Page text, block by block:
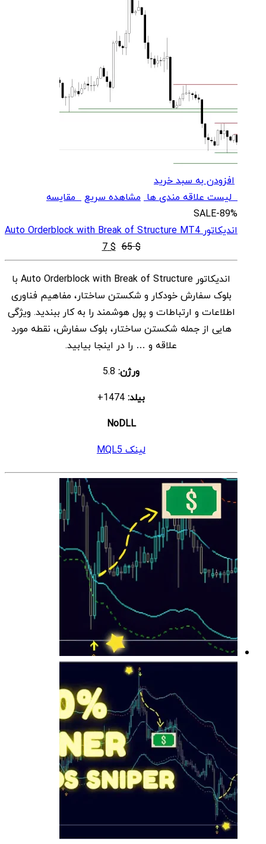
افزودن به سبد خرید
لیست علاقه مندی ها مشاهده سریعمقایسه
SALE-89%
اندیکاتور Auto Orderblock with Break of Structure MT4
$
65
قیمت
اصلی
$ 65
بود.
$
7 قیمت
فعلی
$ 7
است.
اندیکاتور Auto Orderblock with Break of Structure با
بلوک سفارش خودکار و شکستن ساختار، مفاهیم فناوری
اطلاعات و ارتباطات و پول هوشمند را به کار ببندید. ویژگی
هایی از جمله شکستن ساختار، بلوک سفارش، نقطه مورد
علاقه و … را در اینجا بیابید.
ورژن:
بیلد:
NoDLL
لینک MQL5